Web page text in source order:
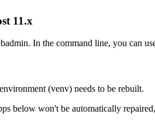
11.x
In the command line, you can
(venv) needs to be rebuilt.
below won't be automatically